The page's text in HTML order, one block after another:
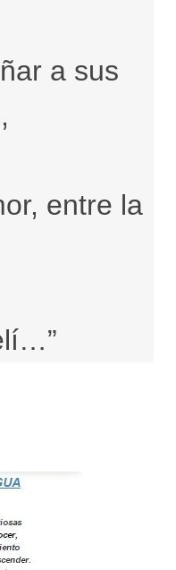
a sus
entre la